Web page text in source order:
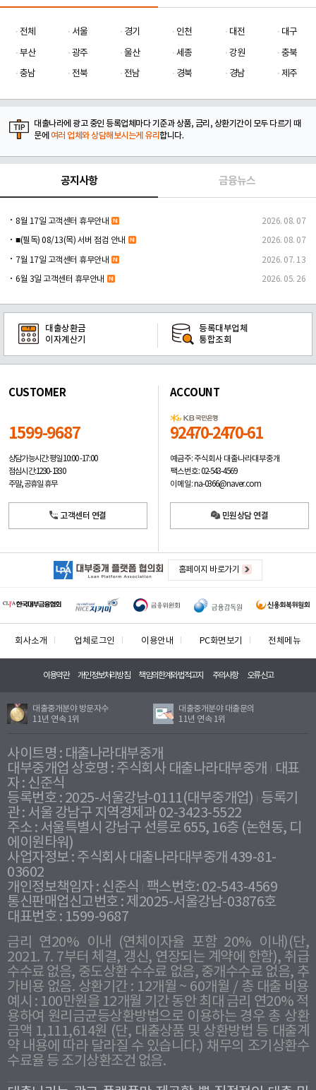
전체 서울 경기 인천 대전
대구
부산
광주 울산 세종 강원
충북
충남
전북 전남 경북 경남 제주
대출나라에 광고 중인 등록업체마다 기준과 상품, 금리, 상환기간이 모두 다르기 때
문에 여러 업체와 상담해보시는게 유리합니다.
공지사항 금융뉴스
8월 17일 고객센터 휴무안내 2026. 08. 07
■(필독) 08/13(목) 서버 점검 안내 2026. 08. 07
7월 17일 고객센터 휴무안내 2026. 07. 13
6월 3일 고객센터 휴무안내 2026. 05. 26
대출상환금
이자계산기
등록대부업체
통합조회
CUSTOMER
1599-9687
상담가능시간: 평일10:00 -17:00
점심시간: 12:30 - 13:30
주말, 공휴일 휴무
고객센터 연결
ACCOUNT
92470-2470-61
예금주: 주식회사 대출나라대부중개
팩스번호: 02-543-4569
이메일: na-0366@naver.com
민원상담 연결
홈페이지 바로가기
회사소개 업체로그인 이용안내 PC화면보기 전체메뉴
이용약관 개인정보처리방침 책임의한계와법적고지 주의사항 오류신고
대출중개분야 방문자수
11년 연속 1위
대출중개분야 대출문의
11년 연속 1위
사이트명 : 대출나라대부중개
대부중개업 상호명 : 주식회사 대출나라대부중개
대표
자 : 신준식
등록번호 : 2025-서울강남-0111(대부중개업) 등록기
관 : 서울 강남구 지역경제과 02-3423-5522
주소 : 서울특별시 강남구 선릉로 655, 16층 (논현동, 디
에이원타워)
사업자정보 : 주식회사 대출나라대부중개 439-81-
03602
개인정보책임자 : 신준식
팩스번호: 02-543-4569
통신판매업신고번호 : 제2025-서울강남-03876호
대표번호 : 1599-9687
금리 연20% 이내 (연체이자율 포함 20% 이내)(단,
2021. 7. 7부터 체결, 갱신, 연장되는 계약에 한함), 취급
수수료 없음, 중도상환 수수료 없음, 중개수수료 없음, 추
가비용 없음. 상환기간 : 12개월 ~ 60개월 / 총 대출 비용
예시 : 100만원을 12개월 기간 동안 최대 금리 연20% 적
용하여 원리금균등상환방법으로 이용하는 경우 총 상환
금액 1,111,614원 (단, 대출상품 및 상환방법 등 대출계
약 내용에 따라 달라질 수 있습니다.) 채무의 조기상환수
수료율 등 조기상환조건 없음.